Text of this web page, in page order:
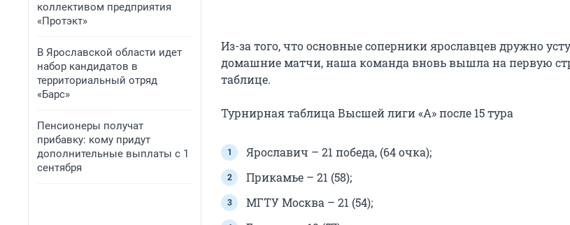
коллективом предприятия
«Протэкт»
В Ярославской области идет
набор кандидатов в
территориальный отряд
«Барс»
Пенсионеры получат
прибавку: кому придут
дополнительные выплаты с 1
сентября
Из-за того, что основные соперники ярославцев дружно
домашние матчи, наша команда вновь вышла на первую
таблице.
Турнирная таблица Высшей лиги «А» после 15 тура
Ярославич – 21 победа, (64 очка);
Прикамье – 21 (58);
МГТУ Москва – 21 (54);